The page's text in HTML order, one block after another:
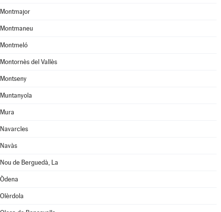
Montmajor
Montmaneu
Montmeló
Montornès del Vallès
Montseny
Muntanyola
Mura
Navarcles
Navàs
Nou de Berguedà, La
Òdena
Olèrdola